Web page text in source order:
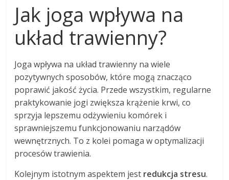
Jak joga wpływa na
układ trawienny?
Joga wpływa na układ trawienny na wiele
pozytywnych sposobów, które mogą znacząco
poprawić jakość życia. Przede wszystkim, regularne
praktykowanie jogi zwiększa krążenie krwi, co
sprzyja lepszemu odżywieniu komórek i
sprawniejszemu funkcjonowaniu narządów
wewnętrznych. To z kolei pomaga w optymalizacji
procesów trawienia.
Kolejnym istotnym aspektem jest redukcja stresu.